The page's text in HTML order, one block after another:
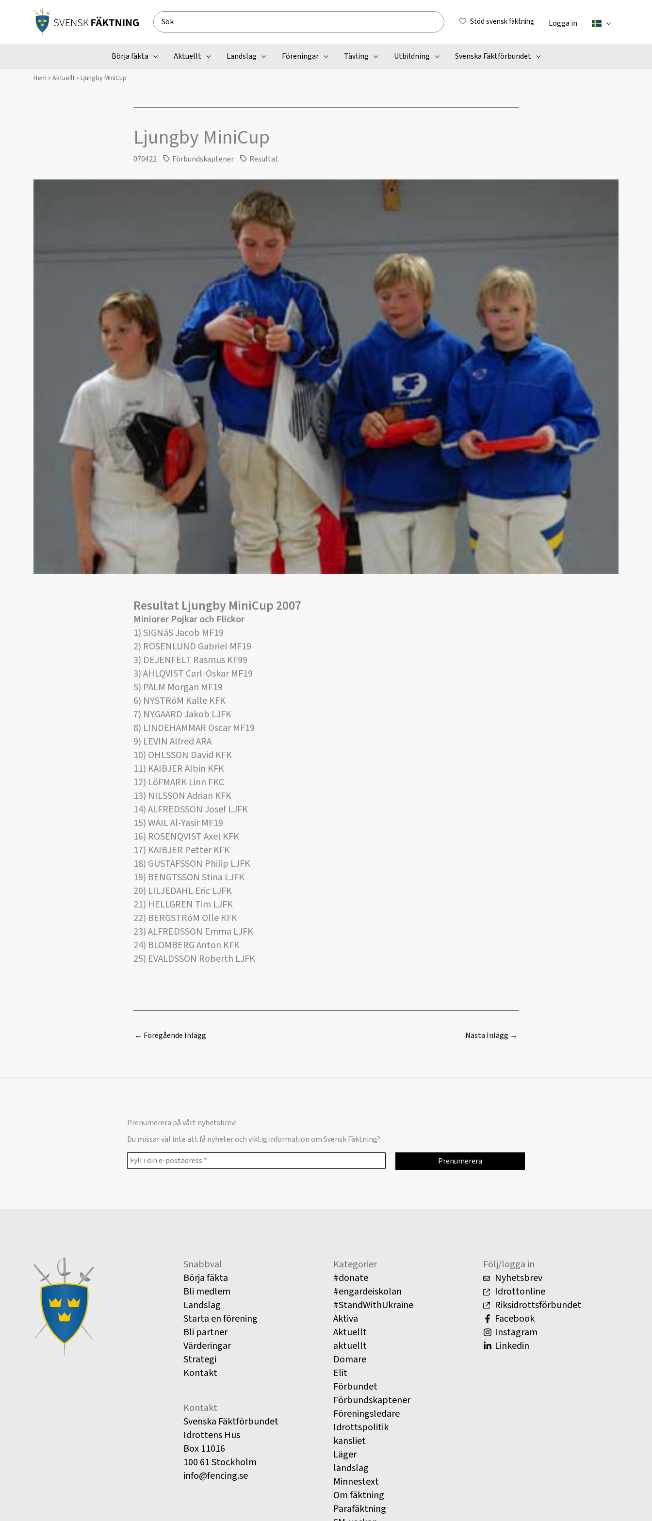
Search
for:
Stöd svensk fäktning Logga in
Börja fäkta Aktuellt Landslag Föreningar Tävling Utbildning Svenska Fäktförbundet
Hem » Aktuellt» Ljungby MiniCup
Ljungby MiniCup
070422 Förbundskaptener Resultat
Resultat Ljungby MiniCup 2007
Miniorer Pojkar och Flickor
1) SIGNäS Jacob MF19
2) ROSENLUND Gabriel MF19
3) DEJENFELT Rasmus KF99
3) AHLQVIST Carl-Oskar MF19
5) PALM Morgan MF19
6) NYSTRöM Kalle KFK
7) NYGAARD Jakob LJFK
8) LINDEHAMMAR Oscar MF19
9) LEVIN Alfred ARA
10) OHLSSON David KFK
11) KAIBJER Albin KFK
12) LöFMARK Linn FKC
13) NILSSON Adrian KFK
14) ALFREDSSON Josef LJFK
15) WAIL Al-Yasir MF19
16) ROSENQVIST Axel KFK
17) KAIBJER Petter KFK
18) GUSTAFSSON Philip LJFK
19) BENGTSSON Stina LJFK
20) LILJEDAHL Eric LJFK
21) HELLGREN Tim LJFK
22) BERGSTRöM Olle KFK
23) ALFREDSSON Emma LJFK
24) BLOMBERG Anton KFK
25) EVALDSSON Roberth LJFK
← Föregående Inlägg Nästa Inlägg →
Prenumerera på vårt nyhetsbrev!
Du missar väl inte att få nyheter och viktig information om Svensk Fäktning?
Snabbval
Börja fäkta
Bli medlem
Landslag
Starta en förening
Bli partner
Värderingar
Strategi
Kontakt
Kontakt
Svenska Fäktförbundet
Idrottens Hus
Box 11016
100 61 Stockholm
info@fencing.se
Kategorier
#donate
#engardeiskolan
#StandWithUkraine
Aktiva
Aktuellt
aktuellt
Domare
Elit
Förbundet
Förbundskaptener
Föreningsledare
Idrottspolitik
kansliet
Läger
landslag
Minnestext
Om fäktning
Parafäktning
Följ/logga in
Nyhetsbrev
Idrottonline
Riksidrottsförbundet
Facebook
Instagram
Linkedin